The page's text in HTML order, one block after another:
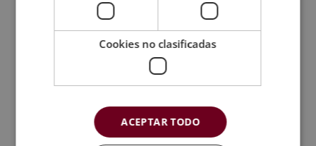
y diseño digital.
Temario
Accede al programa formativo y el
índice del temario y todo lo que estudiarás
durante tu paso por la escuela.
Cookies no clasificadas
ACEPTAR TODO